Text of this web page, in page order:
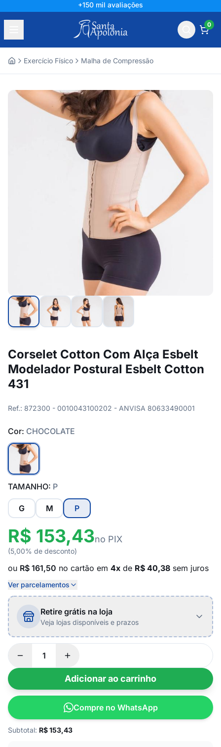
+150 mil avaliações
0
Exercício Físico Malha de Compressão
Corselet Cotton Com Alça Esbelt
Modelador Postural Esbelt Cotton
431
Ref.: 872300 - 0010043100202 - ANVISA 80633490001
Cor: CHOCOLATE
TAMANHO: P
G M P
R$ 153,43no PIX
(5,00% de desconto)
ou R$ 161,50 no cartão em 4x de R$ 40,38 sem juros
Ver parcelamentos
Retire grátis na loja
Veja lojas disponíveis e prazos
Adicionar ao carrinho
Compre no WhatsApp
Subtotal: R$153,43